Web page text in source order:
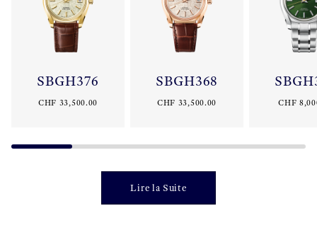
SBGH376
CHF 33,500.00
SBGH368
CHF 33,500.00 CHF
Lire la Suite